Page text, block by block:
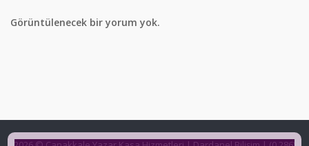
Görüntülenecek bir yorum yok.